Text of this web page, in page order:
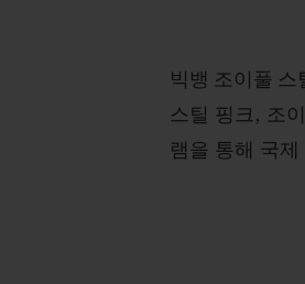
빅뱅 조이풀 스
스틸 핑크, 조
램을 통해 국